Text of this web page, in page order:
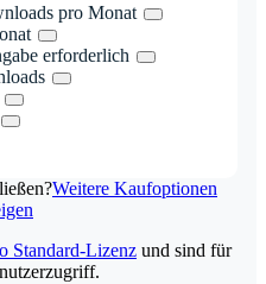
pro Monat
erforderlich
Weitere Kaufoptionen
Standard-Lizenz und sind für